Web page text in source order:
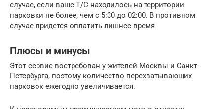
случае, если ваше Т/С находилось на территории
парковки не более, чем с 5:30 до 02:00. В противном
случае придется оплатить лишнее время
Плюсы и минусы
Этот сервис востребован у жителей Москвы и Санкт-
Петербурга, поэтому количество перехватывающих
парковок ежегодно увеличивается.